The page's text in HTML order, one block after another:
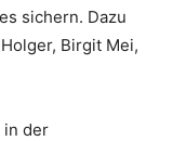
sichern. Dazu
Birgit Mei,
in der